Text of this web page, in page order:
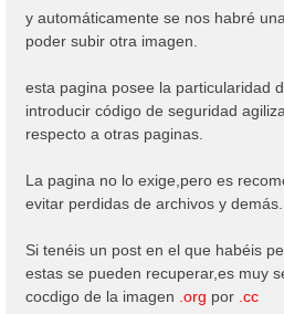
y automáticamente se nos habré
poder subir otra imagen.
esta pagina posee la particularidad
introducir código de seguridad
respecto a otras paginas.
La pagina no lo exige,pero es
evitar perdidas de archivos y demás.
Si tenéis un post en el que habéis
estas se pueden recuperar,es muy
cocdigo de la imagen .org por .cc